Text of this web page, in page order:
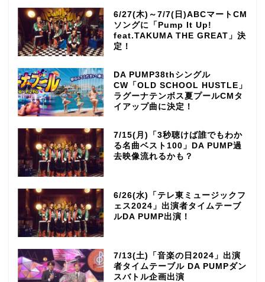
6/27(木)～7/7(日)ABCマートCM
ソングに「Pump It Up!
feat.TAKUMA THE GREAT」決
定！
DA PUMP38thシングル
CW「OLD SCHOOL HUSTLE」
ラグーナテンボス夏プールCMタ
イアップ曲に決定！
7/15(月)「3秒聴けば誰でもわか
る名曲ベスト100」DA PUMP過
去映像流れるかも？
6/26(水)「テレ東ミュージックフ
ェス2024」出演者タイムテーブ
ルDA PUMP出演！
7/13(土)「音楽の日2024」出演
者タイムテーブル DA PUMPダン
スバトル企画出演